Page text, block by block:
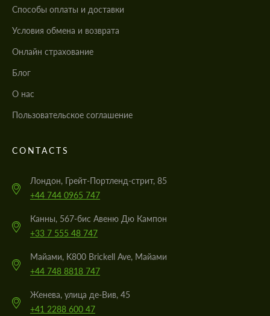
Cпособы оплаты и доставки
Условия обмена и возврата
Онлайн страхование
Блог
О нас
Пользовательское соглашение
CONTACTS
Лондон, Грейт-Портленд-стрит, 85
+44 744 0965 747
Канны, 567-бис Авеню Дю Кампон
+33 7 555 48 747
Майами, K800 Brickell Ave, Майами
+44 748 8818 747
Женева, улица де-Вив, 45
+41 2288 600 47